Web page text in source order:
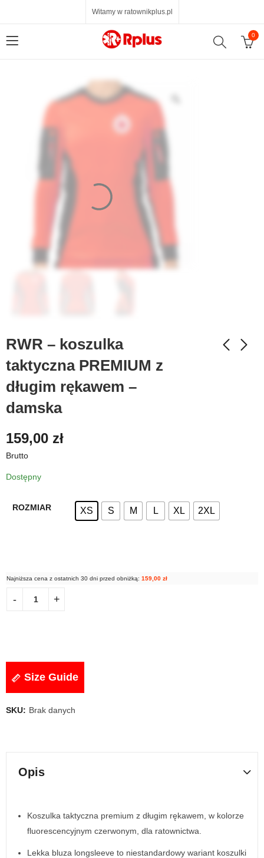
Witamy w ratownikplus.pl
0
RWR – koszulka
taktyczna PREMIUM z
długim rękawem –
damska
159,00 zł
Brutto
Dostępny
ROZMIAR XS S M L XL 2XL
Najniższa cena z ostatnich 30 dni przed obniżką: 159,00 zł
Size Guide
SKU: Brak danych
Opis
Koszulka taktyczna premium z długim rękawem, w kolorze
fluorescencyjnym czerwonym, dla ratownictwa.
Lekka bluza longsleeve to niestandardowy wariant koszulki